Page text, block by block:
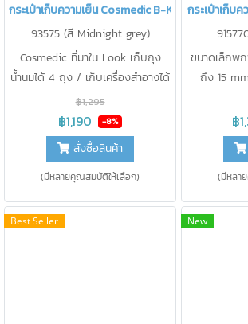
กระเป๋าเก็บความเย็น Cosmedic B-KOOL
93575 (สี Midnight grey)
Cosmedic ที่มาใน Look เก็บถุง
น้ำนมได้ 4 ถุง / เก็บเครื่องสำอางได้
เก็บความเย็น < 15 องศา นาน 17 ชม.
฿1,295
฿1,190 -8%
สั่งซื้อสินค้า
(มีหลายคุณสมบัติให้เลือก)
กระเป๋าเก็บ
ขนาดเล็กพ
ถึง 15
องศา นาน
ได้ 4 ขวด
ปั๊ม
฿
(มีหลา
Best Seller New